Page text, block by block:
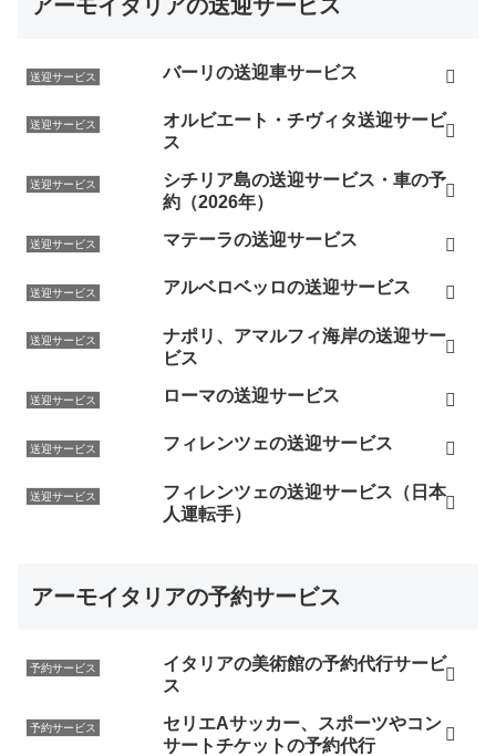
アーモイタリアの送迎サービス
送迎サービス バーリの送迎車サービス
送迎サービス
オルビエート・チヴィタ送迎サービ
ス
送迎サービス
シチリア島の送迎サービス・車の予
約（2026年）
送迎サービス マテーラの送迎サービス
送迎サービス アルベロベッロの送迎サービス
送迎サービス
ナポリ、アマルフィ海岸の送迎サー
ビス
送迎サービス ローマの送迎サービス
送迎サービス フィレンツェの送迎サービス
送迎サービス
フィレンツェの送迎サービス（日本
人運転手）
アーモイタリアの予約サービス
予約サービス
イタリアの美術館の予約代行サービ
ス
予約サービス
セリエAサッカー、スポーツやコン
サートチケットの予約代行